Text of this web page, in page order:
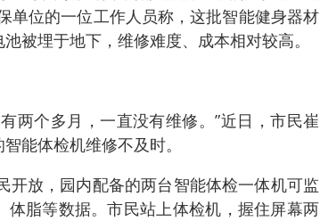
单位的一位工作人员称，这批智能健身器材
被埋于地下，维修难度、成本相对较高。
两个多月，一直没有维修。”近日，市民崔
能体检机维修不及时。
开放，园内配备的两台智能体检一体机可监
脂等数据。市民站上体检机，握住屏幕两